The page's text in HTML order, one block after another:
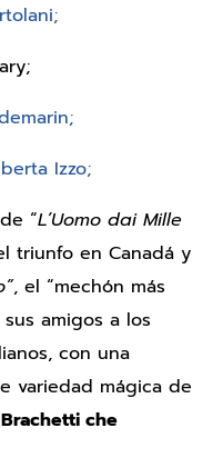
;
Izzo;
“L’Uomo dai Mille
triunfo en Canadá y
, el “mechón más
amigos a los
con una
variedad mágica de
Brachetti che